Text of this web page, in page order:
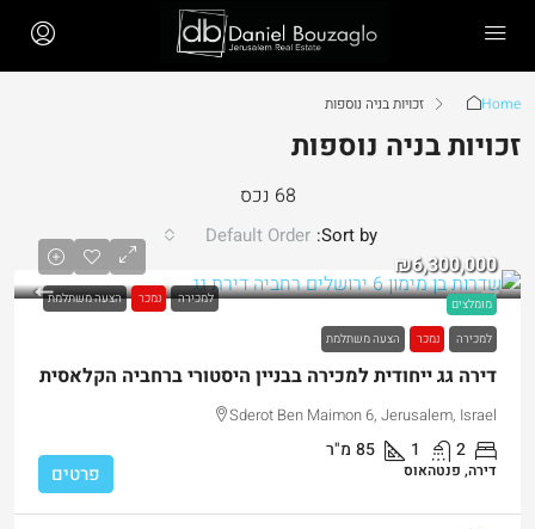
Home זכויות בניה נוספות
זכויות בניה נוספות
68 נכס
Sort by:
Default Order
מומלצים למכירה נמכר הצעה משתלמת
₪6,300,000
למכירה נמכר הצעה משתלמת
דירה גג ייחודית למכירה בבניין היסטורי ברחביה הקלאסית
Sderot Ben Maimon 6, Jerusalem, Israel
2
1
85 מ"ר
דירה, פנטהאוס פרטים